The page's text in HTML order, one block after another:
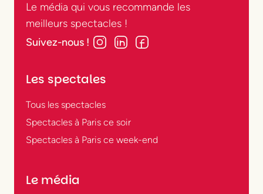
Le média qui vous recommande les
meilleurs spectacles !
Suivez-nous !
Les spectales
Tous les spectacles
Spectacles à Paris ce soir
Spectacles à Paris ce week-end
Le média